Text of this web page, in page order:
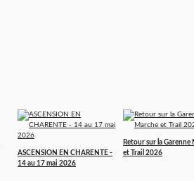
ASCENSION EN CHARENTE -
14 au 17 mai 2026
Retour sur la Garenne
et Trail 2026